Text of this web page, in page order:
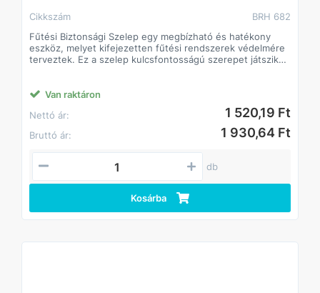
Cikkszám
BRH 682
Fűtési Biztonsági Szelep egy megbízható és hatékony
eszköz, melyet kifejezetten fűtési rendszerek védelmére
terveztek. Ez a szelep kulcsfontosságú szerepet játszik
jellemzőit és előnyeit:
Van raktáron
Nettó ár:
1 520,19 Ft
Bruttó ár: 1 930,64 Ft
db
Kosárba